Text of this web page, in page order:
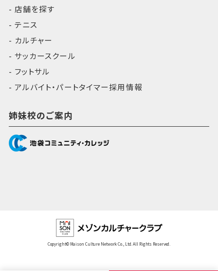
店舗を探す
テニス
カルチャー
サッカースクール
フットサル
アルバイト・パートタイマー採用情報
姉妹校のご案内
Copyright© Maison Culture Network Co., Ltd. All Rights Reserved.